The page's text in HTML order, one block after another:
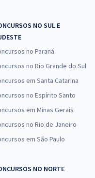
(-20%)
- Consultor Legislativo -
Consultor Legislativo -
(-20%)
NO SUL E
no Paraná
no Rio Grande do Sul
em Santa Catarina
no Espírito Santo
em Minas Gerais
no Rio de Janeiro
em São Paulo
NO NORTE